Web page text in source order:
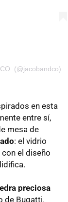
(@jacobandco)
en esta
entre sí,
mesa de
: el vidrio
el diseño
preciosa
de Bugatti.